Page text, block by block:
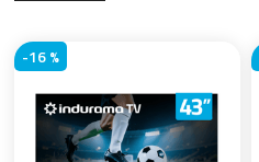
-16 %